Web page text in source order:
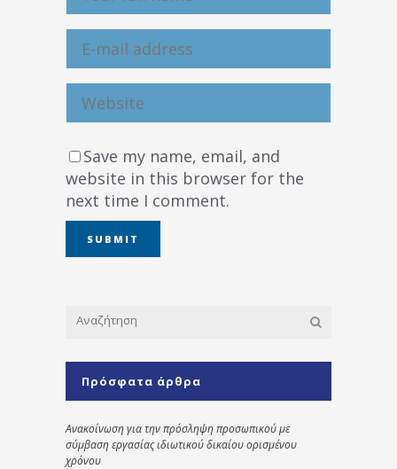
Save my name, email, and
website in this browser for the
next time I comment.
Πρόσφατα άρθρα
Ανακοίνωση για την πρόσληψη προσωπικού με
σύμβαση εργασίας ιδιωτικού δικαίου ορισμένου
χρόνου